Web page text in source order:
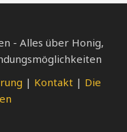
- Alles über Honig,
| Kontakt| Die